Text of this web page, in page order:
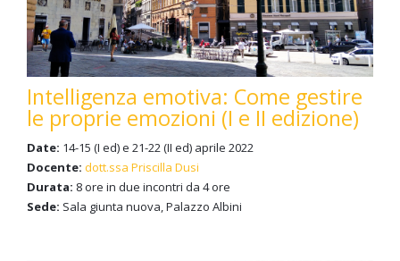
Intelligenza emotiva: Come gestire
le proprie emozioni (I e II edizione)
Date: 14-15 (I ed) e 21-22 (II ed) aprile 2022
Docente: dott.ssa Priscilla Dusi
Durata: 8 ore in due incontri da 4 ore
Sede: Sala giunta nuova, Palazzo Albini